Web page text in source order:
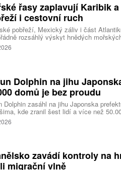
řasy zaplavují Karibik
i cestovní ruch
pobřeží, Mexický záliv i část
rozsáhlý výskyt hnědých
se hromadí miliony tun biomasy,
zhoršuje kvalitu vody, omezuje život
Dolphin na jihu
domů je bez proudu
Dolphin zasáhl na jihu Japonska
kde zranil šest lidí a více než
elektřiny. Na příchod tajfunu se kvůli
důsledku předpovídaných prudkých
zavádí kontroly na
migrační vlně